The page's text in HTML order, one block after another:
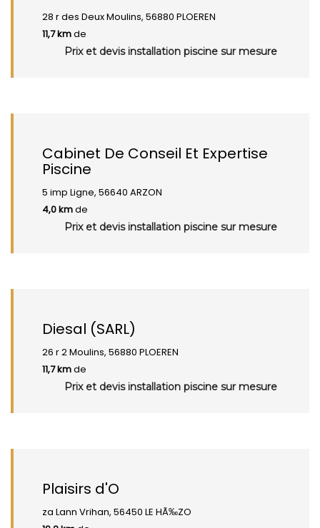
28 r des Deux Moulins, 56880 PLOEREN
11,7 kmde
Prix et devis installation piscine sur mesure
Cabinet De Conseil Et Expertise
Piscine
5 imp Ligne, 56640 ARZON
4,0 kmde
Prix et devis installation piscine sur mesure
Diesal (SARL)
26 r 2 Moulins, 56880 PLOEREN
11,7 kmde
Prix et devis installation piscine sur mesure
Plaisirs d'O
za Lann Vrihan, 56450 LE HÃ‰ZO